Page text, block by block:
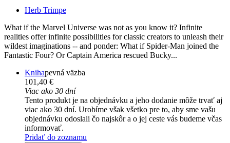
Herb Trimpe
What if the Marvel Universe was not as you know it? Infinite
realities offer infinite possibilities for classic creators to unleash their
wildest imaginations -- and ponder: What if Spider-Man joined the
Fantastic Four? Or Captain America rescued Bucky...
Knihapevná väzba
101,40 €
Viac ako 30 dní
Tento produkt je na objednávku a jeho dodanie môže trvať aj
viac ako 30 dní. Urobíme však všetko pre to, aby sme vašu
objednávku odoslali čo najskôr a o jej ceste vás budeme včas
informovať.
Pridať do zoznamu